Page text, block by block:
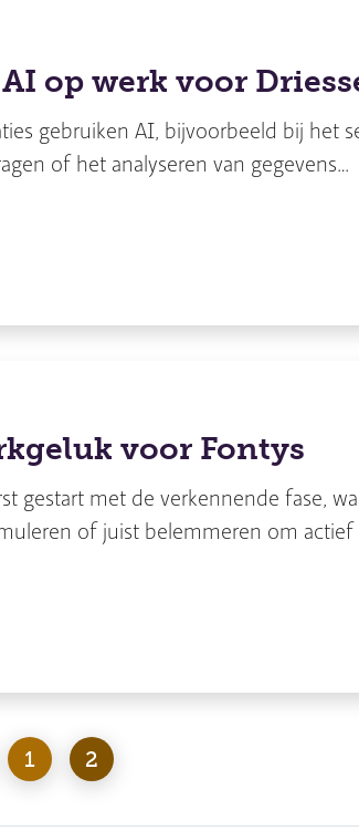
op werk voor
gebruiken AI, bijvoorbeeld bij het
of het analyseren van gegevens…
voor Fontys
gestart met de verkennende fase,
of juist belemmeren om actief
Page
1
Huidige
pagina
2